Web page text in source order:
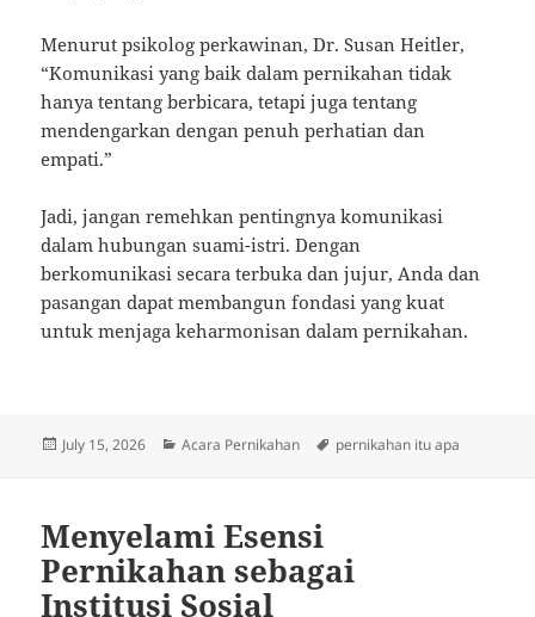
Menurut psikolog perkawinan, Dr. Susan Heitler,
“Komunikasi yang baik dalam pernikahan tidak
hanya tentang berbicara, tetapi juga tentang
mendengarkan dengan penuh perhatian dan
empati.”
Jadi, jangan remehkan pentingnya komunikasi
dalam hubungan suami-istri. Dengan
berkomunikasi secara terbuka dan jujur, Anda dan
pasangan dapat membangun fondasi yang kuat
untuk menjaga keharmonisan dalam pernikahan.
Posted
July 15, 2026 Categories
Acara Pernikahan Tags
pernikahan itu apa
Menyelami Esensi
Pernikahan sebagai
Institusi Sosial